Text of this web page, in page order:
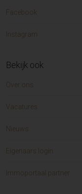
Facebook
Instagram
Bekijk ook
Over ons
Vacatures
Nieuws
Eigenaars login
Immoportaal partner